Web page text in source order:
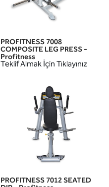
PROFITNESS 7008
COMPOSITE LEG PRESS -
Profitness
Teklif Almak İçin Tıklayınız
PROFITNESS 7012 SEATED